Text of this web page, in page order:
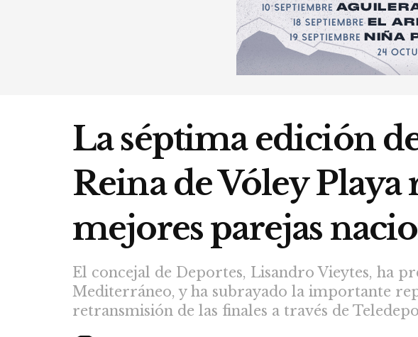
La séptima edición
Reina de Vóley
mejores parejas
El concejal de Deportes, Lisandro Vieytes, ha
Mediterráneo, y ha subrayado la importante
retransmisión de las finales a través de